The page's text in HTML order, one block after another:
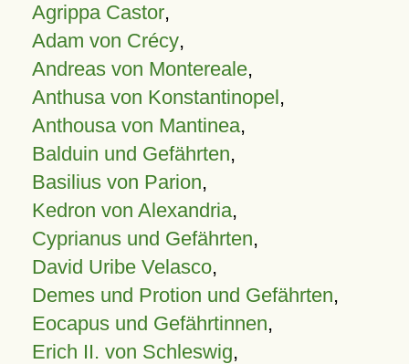
Agrippa Castor,
Adam von Crécy,
Andreas von Montereale,
Anthusa von Konstantinopel,
Anthousa von Mantinea,
Balduin und Gefährten,
Basilius von Parion,
Kedron von Alexandria,
Cyprianus und Gefährten,
David Uribe Velasco,
Demes und Protion und Gefährten,
Eocapus und Gefährtinnen,
Erich II. von Schleswig,